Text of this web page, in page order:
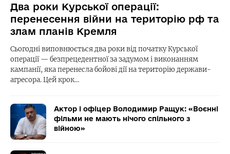
Два роки Курської операції:
перенесення війни на територію рф та
злам планів Кремля
Сьогодні виповнюється два роки від початку Курської
операції — безпрецедентної за задумом і виконанням
кампанії, яка перенесла бойові дії на територію держави-
агресора. Цей крок…
Актор і офіцер Володимир Ращук: «Воєнні
фільми не мають нічого спільного з
війною»